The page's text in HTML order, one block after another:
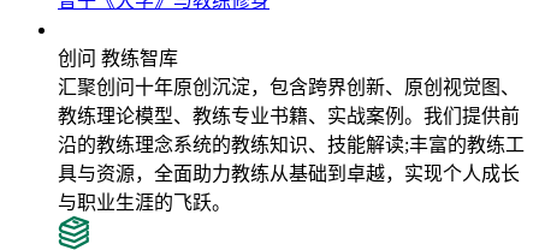
创问 教练智库
汇聚创问十年原创沉淀，包含跨界创新、原创视觉图、
教练理论模型、教练专业书籍、实战案例。我们提供前
沿的教练理念系统的教练知识、技能解读;丰富的教练工
具与资源，全面助力教练从基础到卓越，实现个人成长
与职业生涯的飞跃。